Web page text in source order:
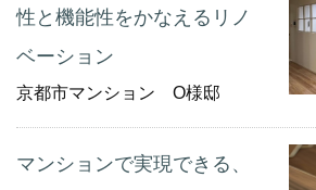
性と機能性をかなえるリノ
ベーション
京都市マンション O様邸
マンションで実現できる、